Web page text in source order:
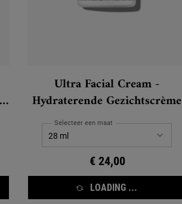
Ultra Facial Cream -
Hydraterende Gezichtscrème
Selecteer een maat
€ 24,00
LOADING ...